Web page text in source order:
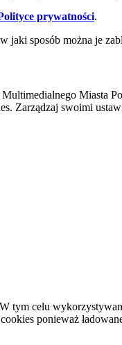
prywatności.
jaki sposób można je
Miasta
Zarządzaj swoimi
tym celu
ponieważ